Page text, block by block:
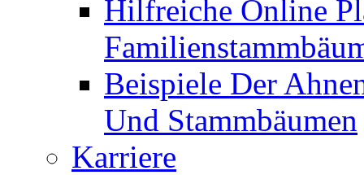
Hilfreiche Online
Beispiele Der
Und Stammbäumen
Karriere